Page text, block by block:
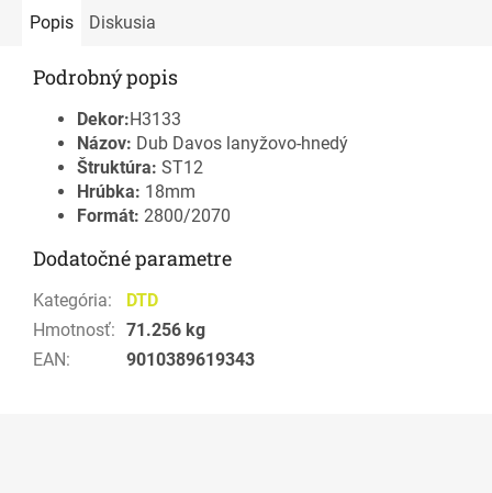
Popis Diskusia
Podrobný popis
Dekor:H3133
Názov: Dub Davos lanyžovo-hnedý
Štruktúra: ST12
Hrúbka: 18mm
Formát: 2800/2070
Dodatočné parametre
Kategória:
DTD
Hmotnosť: 71.256 kg
EAN: 9010389619343